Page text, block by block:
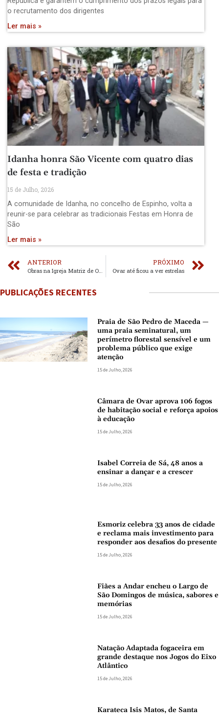
o recrutamento dos dirigentes
Ler mais »
Idanha honra São Vicente com quatro dias
de festa e tradição
15 de Julho, 2026
A comunidade de Idanha, no concelho de Espinho, volta a
reunir-se para celebrar as tradicionais Festas em Honra de
São
Ler mais »
ANTERIOR
Obras na Igreja Matriz de Ovar avançam
PRÓXIMO
Ovar até ficou a ver estrelas
PUBLICAÇÕES RECENTES
Praia de São Pedro de Maceda —
uma praia seminatural, um
perímetro florestal sensível e um
problema público que exige
atenção
15 de Julho, 2026
Câmara de Ovar aprova 106 fogos
de habitação social e reforça apoios
à educação
15 de Julho, 2026
Isabel Correia de Sá, 48 anos a
ensinar a dançar e a crescer
15 de Julho, 2026
Esmoriz celebra 33 anos de cidade
e reclama mais investimento para
responder aos desafios do presente
15 de Julho, 2026
Fiães a Andar encheu o Largo de
São Domingos de música, sabores e
memórias
15 de Julho, 2026
Natação Adaptada fogaceira em
grande destaque nos Jogos do Eixo
Atlântico
15 de Julho, 2026
Karateca Isis Matos, de Santa